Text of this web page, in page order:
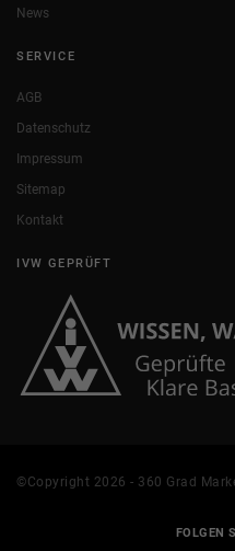
News
SERVICE
AGB
Datenschutz
Impressum
Sitemap
Kontakt
IVW GEPRÜFT
©Copyright 2026 - 360 Grad
FOLGEN